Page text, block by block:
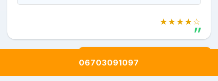
★★★★☆
Alle Bewertungen anzeigen
06703091097